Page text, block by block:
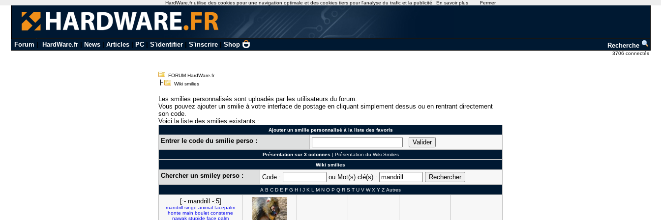
Forum HardWare.fr| News| Articles| PC| S'identifier| S'inscrire| Shop Recherche
3706 connectés
FORUM HardWare.fr
Wiki smilies
Les smilies personnalisés sont uploadés par les utilisateurs du forum.
Vous pouvez ajouter un smilie à votre interface de postage en cliquant simplement dessus ou en rentrant directement
son code.
Voici la liste des smilies existants :
Ajouter un smilie personnalisé à la liste des favoris
Entrer le code du smilie perso :
Présentation sur 3 colonnes | Présentation du Wiki Smilies
Wiki smilies
Chercher un smiley perso : Code : ou Mot(s) clé(s) :
A B C D E F G H I J K L M N O P Q R S T U V W X Y Z Autres
[:- mandrill -:5]
mandrill singe animal facepalm
honte main boulet consterne
nawak stupide face palm
HardWare.fr utilise des cookies pour une navigation optimale et des cookies tiers pour l'analyse du trafic et la publicité En savoir plus Fermer